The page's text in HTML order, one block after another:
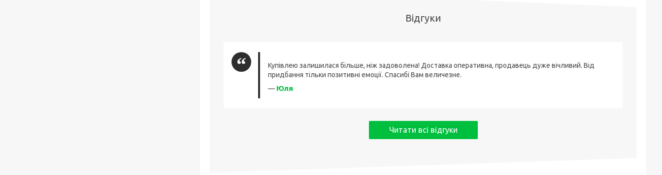
Відгуки
Купівлею залишилася більше, ніж задоволена! Доставка оперативна, продавець дуже вічливий. Від
придбання тільки позитивні емоції. Спасибі Вам величезне.
— Юля
Читати всі відгуки